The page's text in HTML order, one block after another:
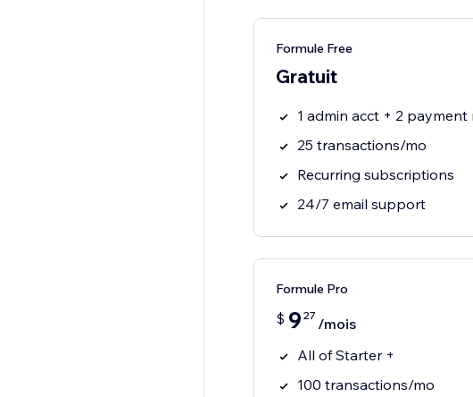
Formule Free
Gratuit
1 admin acct + 2
25 transactions/mo
Recurring subscriptions
24/7 email support
Formule Pro
$ 9 27 /mois
All of Starter +
100 transactions/mo